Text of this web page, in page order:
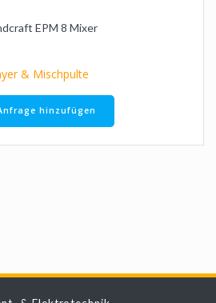
EPM 8 Mixer
& Mischpulte
hinzufügen